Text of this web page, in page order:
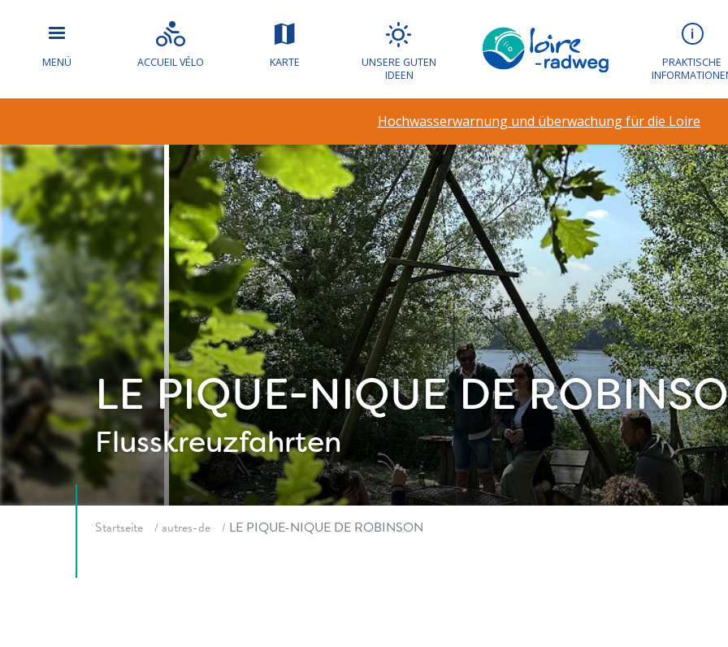
MENÜ ACCUEIL VÉLO KARTE
UNSERE GUTEN
IDEEN
PRAKTISCHE
Hochwasserwarnung und überwachung für die Loire
LE PIQUE-NIQUE DE
Flusskreuzfahrten
Startseite autres-de LE PIQUE-NIQUE DE ROBINSON